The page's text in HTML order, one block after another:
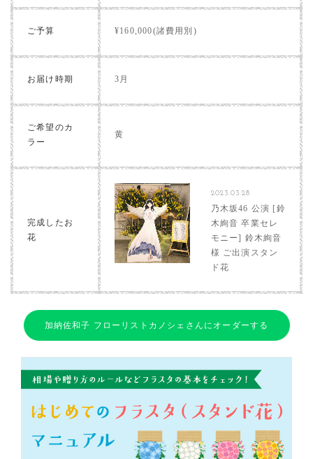
ご予算 ¥160,000(諸費用別)
お届け時期 3月
ご希望のカ
ラー
黄
完成したお
花
2023.03.28
乃木坂46 公演 [鈴
木絢音 卒業セレ
モニー] 鈴木絢音
様 ご出演スタン
ド花
加納佐和子 フローリストカノシェさんにオーダーする